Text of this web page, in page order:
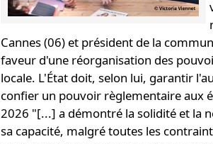
Cannes (06) et président de la
faveur d'une réorganisation des
locale. L'État doit, selon lui, garantir
confier un pouvoir règlementaire aux
2026 "[...] a démontré la solidité et la
sa capacité, malgré toutes les